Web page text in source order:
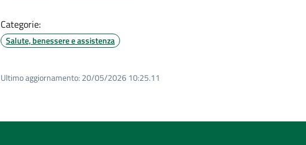
Categorie:
Salute, benessere e assistenza
Ultimo aggiornamento: 20/05/2026 10:25.11